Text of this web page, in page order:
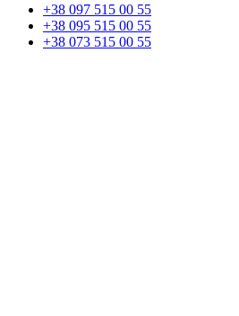
+38 097 515 00 55
+38 095 515 00 55
+38 073 515 00 55